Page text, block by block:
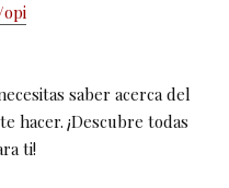
opi
saber acerca del
hacer. ¡Descubre todas
ti!